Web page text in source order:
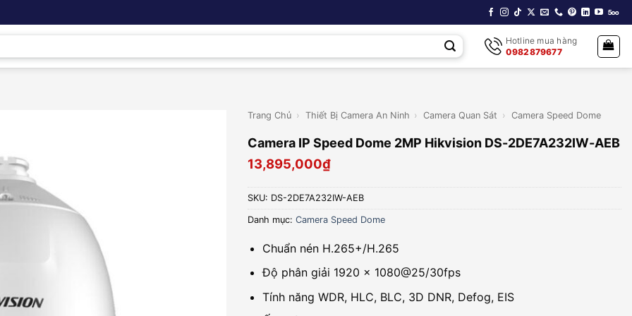
Hotline mua hàng
0982879677
Trang Chủ › Thiết Bị Camera An Ninh › Camera Quan Sát › Camera Speed Dome
Camera IP Speed Dome 2MP Hikvision DS-2DE7A232IW-AEB
13,895,000₫
SKU: DS-2DE7A232IW-AEB
Danh mục: Camera Speed Dome
Chuẩn nén H.265+/H.265
Độ phân giải 1920 × 1080@25/30fps
Tính năng WDR, HLC, BLC, 3D DNR, Defog, EIS